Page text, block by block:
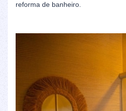
reforma de banheiro.